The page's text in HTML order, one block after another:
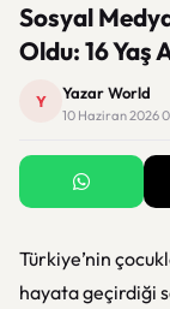
Sosyal
Oldu: 16 Yaş
Y Yazar World
10 Haziran 2026
Türkiye’nin
hayata geçirdiği